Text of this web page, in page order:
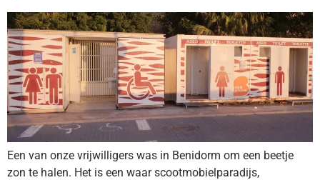
Een van onze vrijwilligers was in Benidorm om een beetje
zon te halen. Het is een waar scootmobielparadijs,